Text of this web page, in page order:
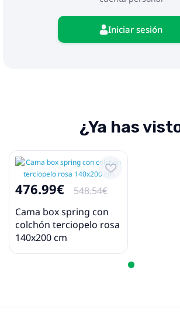
sobrecalentamiento e incendio.
Iniciar sesión
¿Ya has
476.99€
548.54€
Cama box spring con
colchón terciopelo rosa
140x200 cm